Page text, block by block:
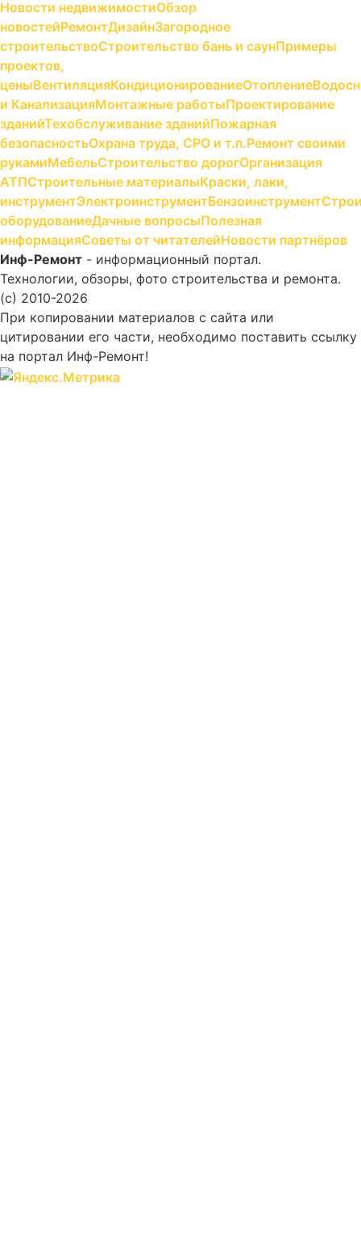
Новости недвижимостиОбзор
новостейРемонтДизайнЗагородное
строительствоСтроительство бань и саунПримеры
проектов,
ценыВентиляцияКондиционированиеОтопление
и КанализацияМонтажные работыПроектирование
зданийТехобслуживание зданийПожарная
безопасностьОхрана труда, СРО и т.п.Ремонт своими
рукамиМебельСтроительство дорогОрганизация
АТПСтроительные материалыКраски, лаки,
инструментЭлектроинструментБензоинструмент
оборудованиеДачные вопросыПолезная
информацияСоветы от читателейНовости партнёров
Инф-Ремонт - информационный портал.
Технологии, обзоры, фото строительства и ремонта.
(c) 2010-2026
При копировании материалов с сайта или
цитировании его части, необходимо поставить ссылку
на портал Инф-Ремонт!